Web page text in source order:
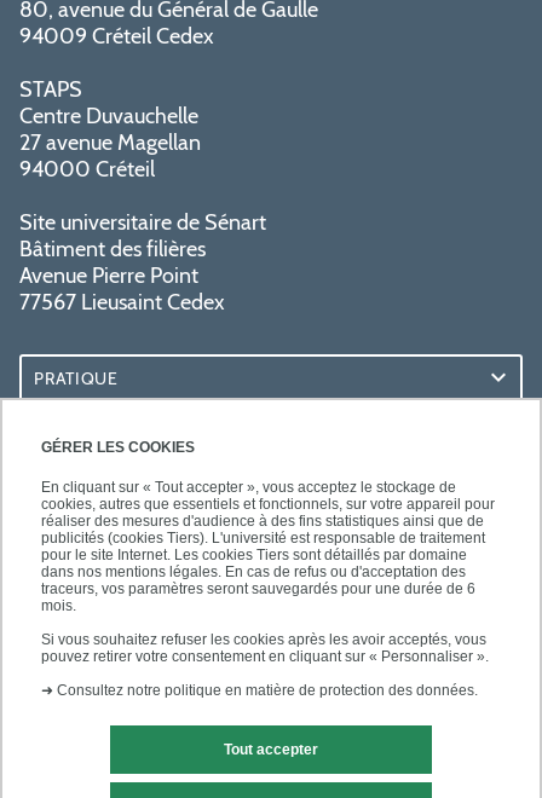
GÉRER LES COOKIES
En cliquant sur « Tout accepter », vous acceptez le stockage de
cookies, autres que essentiels et fonctionnels, sur votre appareil pour
réaliser des mesures d'audience à des fins statistiques ainsi que de
publicités (cookies Tiers). L'université est responsable de traitement
pour le site Internet. Les cookies Tiers sont détaillés par domaine
dans nos mentions légales. En cas de refus ou d'acceptation des
traceurs, vos paramètres seront sauvegardés pour une durée de 6
mois.
Si vous souhaitez refuser les cookies après les avoir acceptés, vous
pouvez retirer votre consentement en cliquant sur « Personnaliser ».
➜ Consultez notre politique en matière de protection des données.
Tout accepter
80, avenue du Général de Gaulle
94009 Créteil Cedex
STAPS
Centre Duvauchelle
27 avenue Magellan
94000 Créteil
Site universitaire de Sénart
Bâtiment des filières
Avenue Pierre Point
77567 Lieusaint Cedex
PRATIQUE
ACCÈS RAPIDES
SUIVEZ-NOUS
Contact